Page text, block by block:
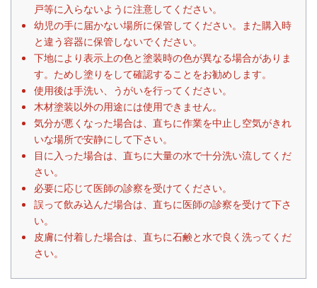
戸等に入らないように注意してください。
幼児の手に届かない場所に保管してください。また購入時
と違う容器に保管しないでください。
下地により表示上の色と塗装時の色が異なる場合がありま
す。ためし塗りをして確認することをお勧めします。
使用後は手洗い、うがいを行ってください。
木材塗装以外の用途には使用できません。
気分が悪くなった場合は、直ちに作業を中止し空気がきれ
いな場所で安静にして下さい。
目に入った場合は、直ちに大量の水で十分洗い流してくだ
さい。
必要に応じて医師の診察を受けてください。
誤って飲み込んだ場合は、直ちに医師の診察を受けて下さ
い。
皮膚に付着した場合は、直ちに石鹸と水で良く洗ってくだ
さい。